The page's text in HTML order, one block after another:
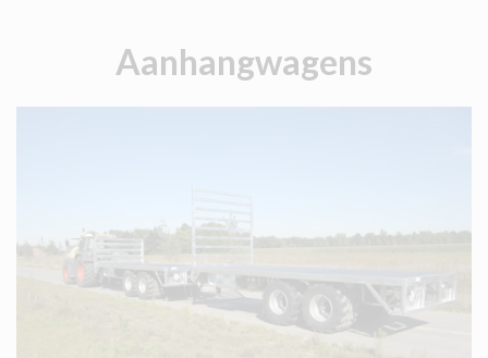
Aanhangwagens